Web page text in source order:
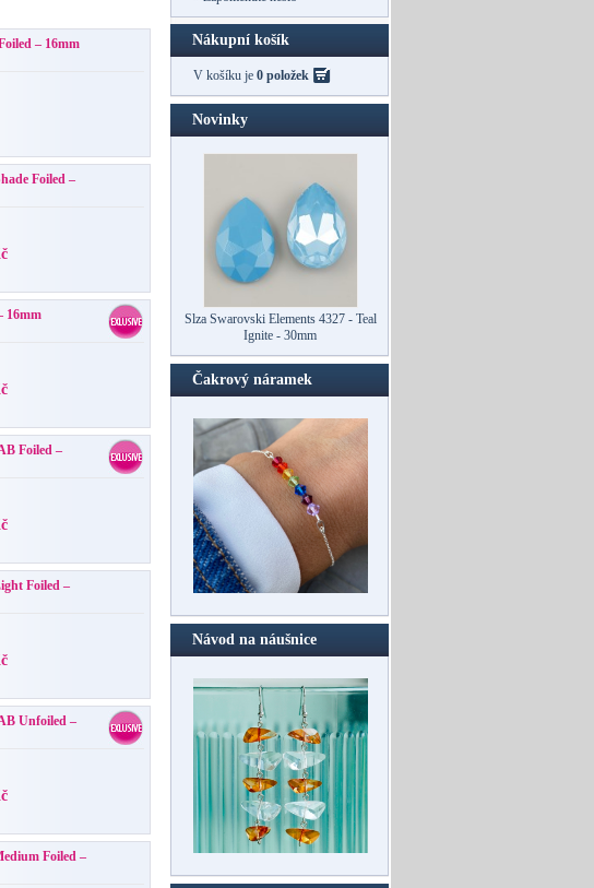
– 16mm
Foiled –
16mm
Foiled –
Foiled –
Unfoiled –
Foiled –
Nákupní košík
V košíku je 0 položek
Novinky
Slza Swarovski Elements 4327 - Teal
Ignite - 30mm
Čakrový náramek
Návod na náušnice